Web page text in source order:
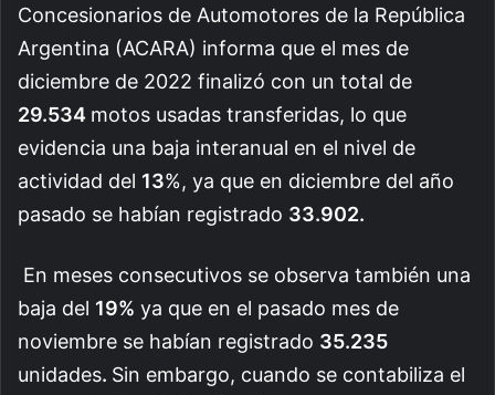
Concesionarios de Automotores de la República
Argentina (ACARA) informa que el mes de
diciembre de 2022 finalizó con un total de
29.534 motos usadas transferidas, lo que
evidencia una baja interanual en el nivel de
actividad del 13%, ya que en diciembre del año
pasado se habían registrado 33.902.
En meses consecutivos se observa también una
baja del 19% ya que en el pasado mes de
noviembre se habían registrado 35.235
unidades. Sin embargo, cuando se contabiliza el